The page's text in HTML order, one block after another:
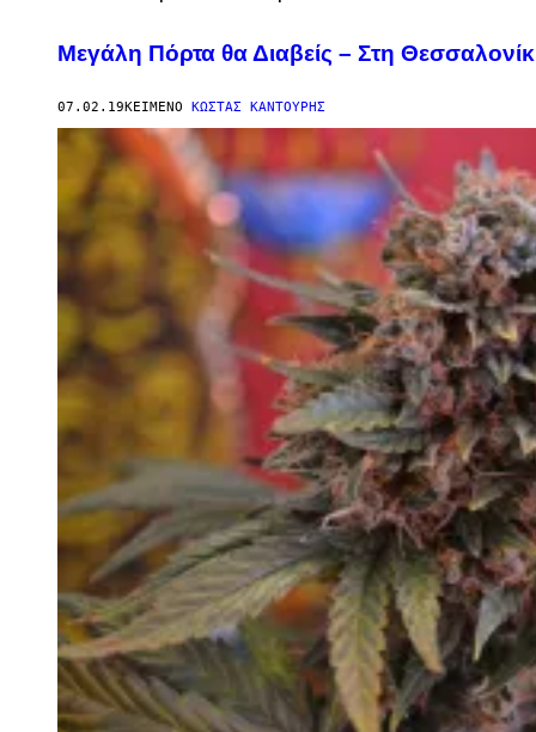
Μεγάλη Πόρτα θα Διαβείς – Στη
07.02.19ΚΕΊΜΕΝΟ ΚΏΣΤΑΣ ΚΑΝΤΟΎΡΗΣ